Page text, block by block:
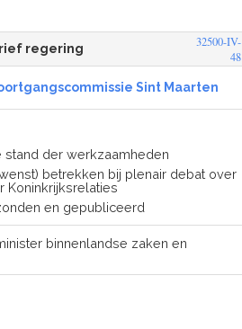
regering
32500-IV-
48
Sint Maarten
stand der werkzaamheden
betrekken bij plenair debat over
Koninkrijksrelaties
en gepubliceerd
binnenlandse zaken en